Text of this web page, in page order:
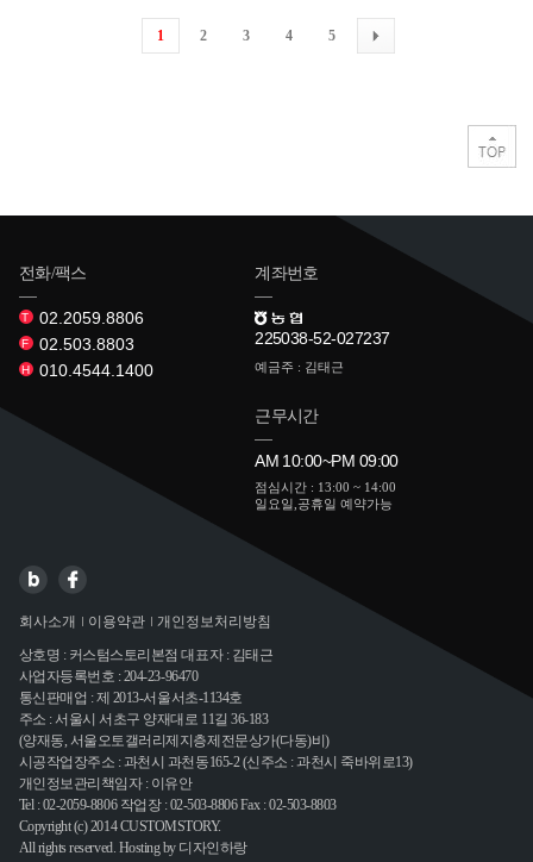
1 2 3 4 5
전화/팩스
T 02.2059.8806
F 02.503.8803
H 010.4544.1400
계좌번호
225038-52-027237
예금주 : 김태근
근무시간
AM 10:00~PM 09:00
점심시간 : 13:00 ~ 14:00
일요일,공휴일 예약가능
회사소개 이용약관
개인정보처리방침
상호명 : 커스텀스토리본점 대표자 : 김태근
사업자등록번호 : 204-23-96470
통신판매업 : 제 2013-서울서초-1134호
주소 : 서울시 서초구 양재대로 11길 36-183
(양재동, 서울오토갤러리제지층제전문상가(다동)비)
시공작업장주소 : 과천시 과천동165-2 (신주소 : 과천시 죽바위로13)
개인정보관리책임자 : 이유안
Tel : 02-2059-8806 작업장 : 02-503-8806 Fax : 02-503-8803
Copyright (c) 2014 CUSTOMSTORY.
All rights reserved. Hosting by 디자인하랑